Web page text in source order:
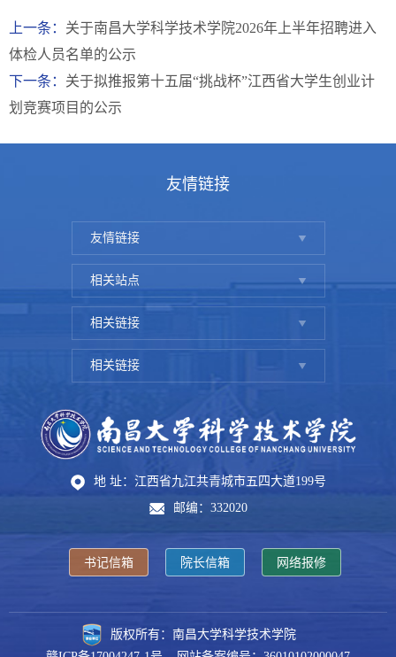
上一条： 关于南昌大学科学技术学院2026年上半年招聘进入
体检人员名单的公示
下一条： 关于拟推报第十五届“挑战杯”江西省大学生创业计
划竞赛项目的公示
友情链接
友情链接
相关站点
相关链接
相关链接
地 址：江西省九江共青城市五四大道199号
邮编：332020
书记信箱 院长信箱 网络报修
版权所有：南昌大学科学技术学院